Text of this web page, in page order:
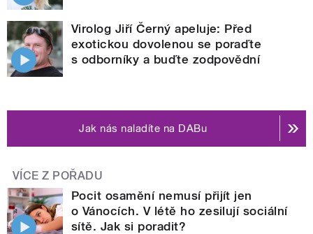
Virolog Jiří Černý apeluje: Před
exotickou dovolenou se poraďte
s odborníky a buďte zodpovědní
Jak nás naladíte na DABu
VÍCE Z POŘADU
Pocit osamění nemusí přijít jen
o Vánocích. V létě ho zesilují sociální
sítě. Jak si poradit?